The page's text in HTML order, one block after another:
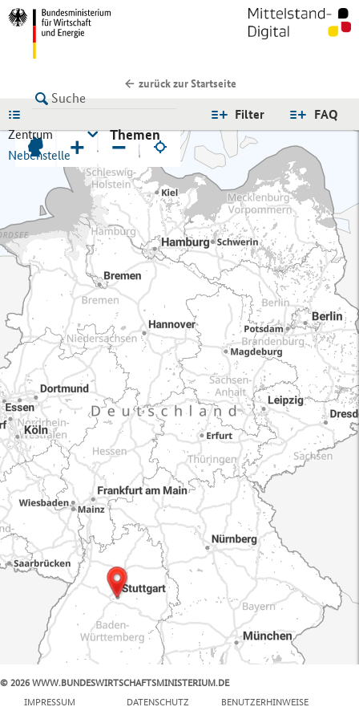
zurück zur Startseite
FAQ
Filter
Zentrum
Nebenstelle
Themen
+ −
© 2026 WWW.BUNDESWIRTSCHAFTSMINISTERIUM.DE
IMPRESSUM
DATENSCHUTZ BENUTZERHINWEISE